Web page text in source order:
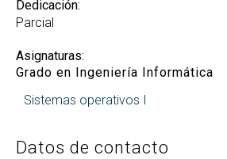
Dedicación:
Parcial
Asignaturas:
Grado en Ingeniería Informática
Sistemas operativos I
Datos de contacto